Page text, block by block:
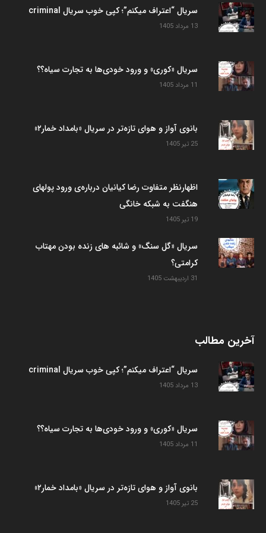
سریال “اعتراف میکنم”؛ کپی خوب سریال criminal
13 مرداد 1405
سریال «کوری» و ورود خودی‌ها به تجارت سیاه؟؟
11 مرداد 1405
بانوی آواز و هوای تازه‌تر در سریال «بامداد خمار۲»
25 تیر 1405
اظهارنظر متفاوت رضا کیانیان درباره‌ی ورود پولهای
هنگفت به شبکه خانگی
19 تیر 1405
سریال «گل سنگ» و شائبه های زنده بودن مهتاب
کرامتی؟
31 اردیبهشت 1405
آخرین مطالب
سریال “اعتراف میکنم”؛ کپی خوب سریال criminal
13 مرداد 1405
سریال «کوری» و ورود خودی‌ها به تجارت سیاه؟؟
11 مرداد 1405
بانوی آواز و هوای تازه‌تر در سریال «بامداد خمار۲»
25 تیر 1405